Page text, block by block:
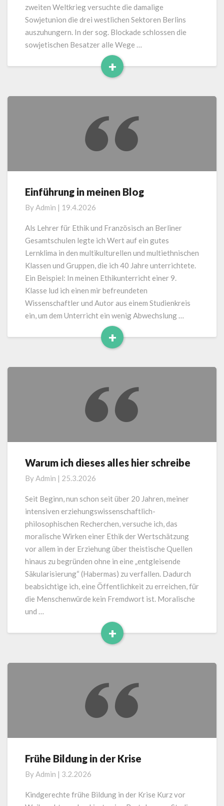
zweiten Weltkrieg versuchte die damalige
Sowjetunion die drei westlichen Sektoren Berlins
auszuhungern. In der sog. Blockade schlossen die
sowjetischen Besatzer alle Wege …
+
Read
Einführung
meinen
Blog
Einführung in meinen Blog
ByAdmin | 19.4.2026
Als Lehrer für Ethik und Französisch an Berliner
Gesamtschulen legte ich Wert auf ein gutes
Lernklima in den multikulturellen und multiethnischen
Klassen und Gruppen, die ich 40 Jahre unterrichtete.
Ein Beispiel: In meinen Ethikunterricht einer 9.
Klasse lud ich einen mir befreundeten
Wissenschaftler und Autor aus einem Studienkreis
ein, um dem Unterricht ein wenig Abwechslung …
+
Read
Warum
dieses
alles
schreibe
Warum ich dieses alles hier schreibe
ByAdmin | 25.3.2026
Seit Beginn, nun schon seit über 20 Jahren, meiner
intensiven erziehungswissenschaftlich-
philosophischen Recherchen, versuche ich, das
moralische Wirken einer Ethik der Wertschätzung
vor allem in der Erziehung über theistische Quellen
hinaus zu begründen ohne in eine „entgleisende
Säkularisierung“ (Habermas) zu verfallen. Dadurch
beabsichtige ich, eine Öffentlichkeit zu erreichen, für
die Menschenwürde kein Fremdwort ist. Moralische
und …
+
Read
Frühe
in
der
Krise
Frühe Bildung in der Krise
ByAdmin | 3.2.2026
Kindgerechte frühe Bildung in der Krise Kurz vor